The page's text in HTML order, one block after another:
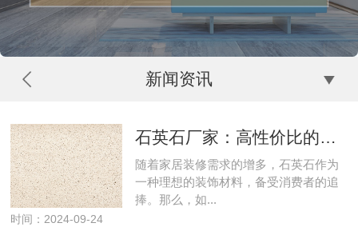
新闻资讯
石英石厂家：高性价比的选择！
随着家居装修需求的增多，石英石作为
一种理想的装饰材料，备受消费者的追
捧。那么，如...
时间：2024-09-24